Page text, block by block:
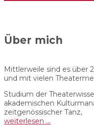
Über mich
Mittlerweile sind es über
und mit vielen
Studium der
akademischen
zeitgenössischer Tanz,
weiterlesen …